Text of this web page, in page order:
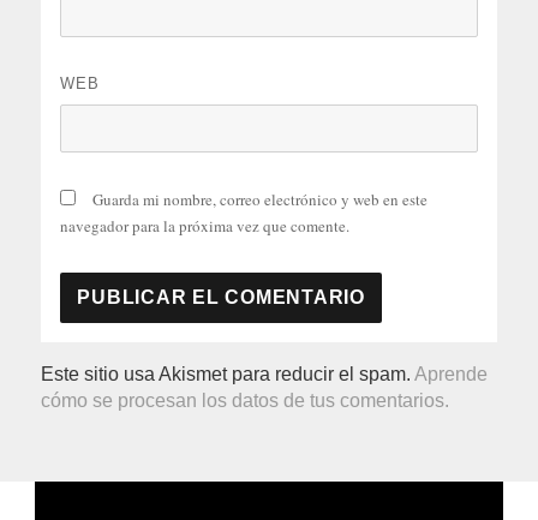
WEB
Guarda mi nombre, correo electrónico y web en este
navegador para la próxima vez que comente.
Este sitio usa Akismet para reducir el spam.Aprende
cómo se procesan los datos de tus comentarios.